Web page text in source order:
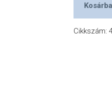
Cikkszám: